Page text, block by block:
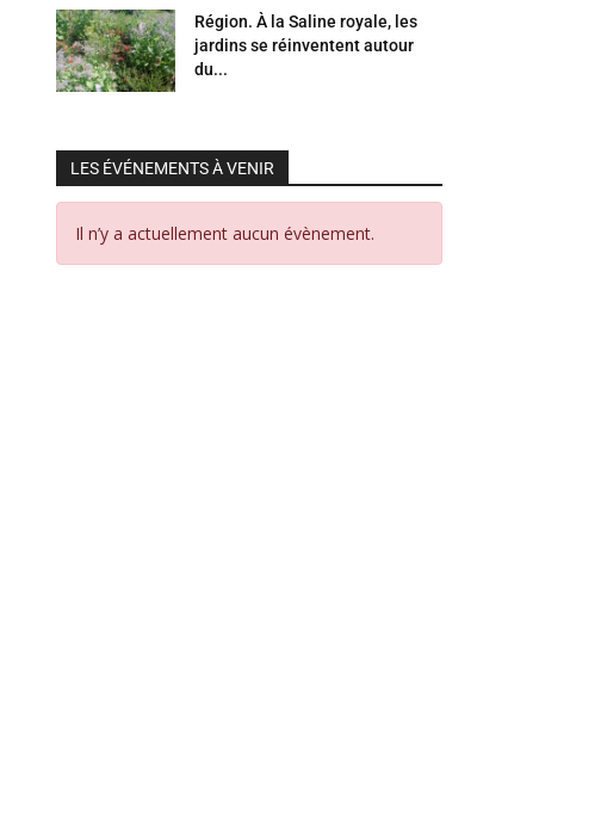
Région. À la Saline royale, les
jardins se réinventent autour
du...
LES ÉVÉNEMENTS À VENIR
Il n’y a actuellement aucun évènement.